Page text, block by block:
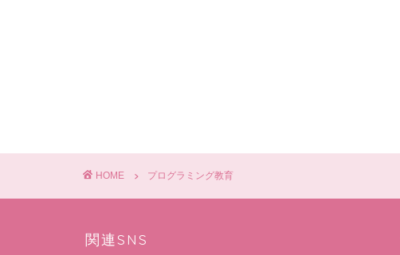
HOME プログラミング教育
関連SNS